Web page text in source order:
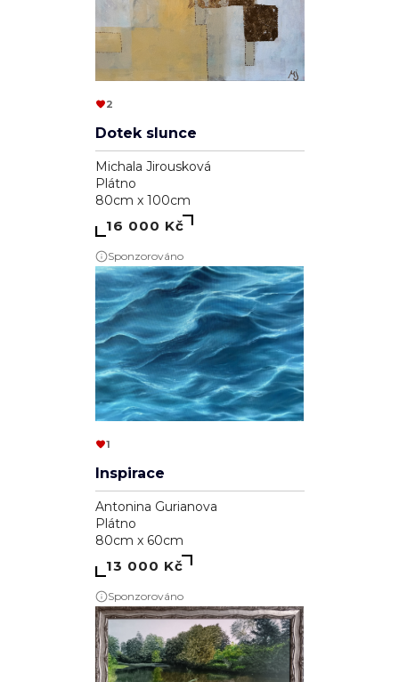
2
Dotek slunce
Michala Jirousková
Plátno
80cm x 100cm
16 000 Kč
Sponzorováno
1
Inspirace
Antonina Gurianova
Plátno
80cm x 60cm
13 000 Kč
Sponzorováno